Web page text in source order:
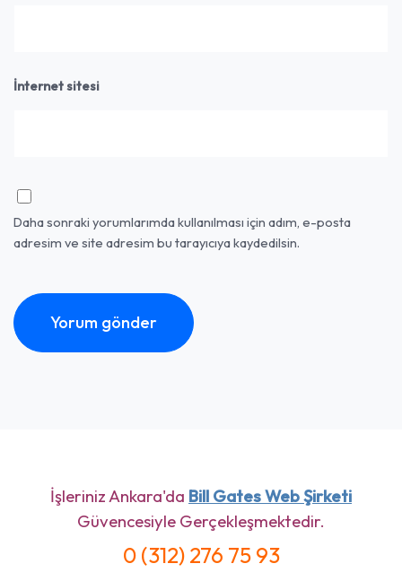
İnternet sitesi
Daha sonraki yorumlarımda kullanılması için adım, e-posta
adresim ve site adresim bu tarayıcıya kaydedilsin.
İşleriniz Ankara'da Bill Gates Web Şirketi
Güvencesiyle Gerçekleşmektedir.
0 (312) 276 75 93